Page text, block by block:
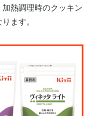
熱調理時のクッキン
ます。